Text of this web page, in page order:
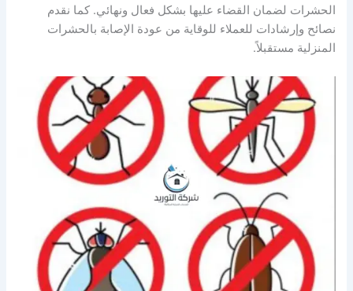
الحشرات لضمان القضاء عليها بشكل فعال ونهائي. كما نقدم
نصائح وإرشادات للعملاء للوقاية من عودة الإصابة بالحشرات
المنزلية مستقبلاً.